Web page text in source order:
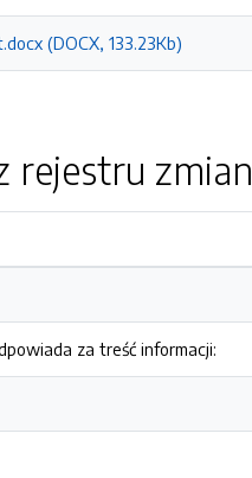
(DOCX, 133.23Kb)
rejestru zmian
za treść informacji: